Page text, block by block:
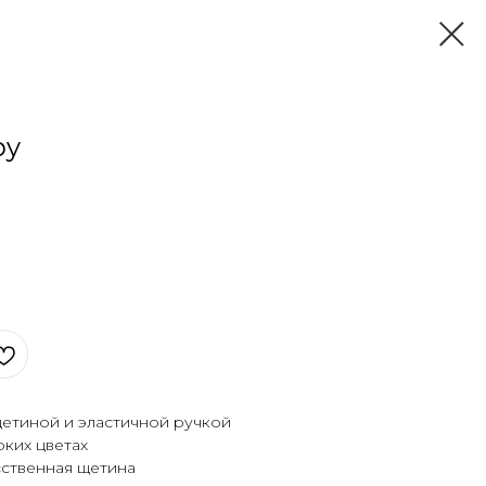
и эластичной ручкой
цветах
щетина